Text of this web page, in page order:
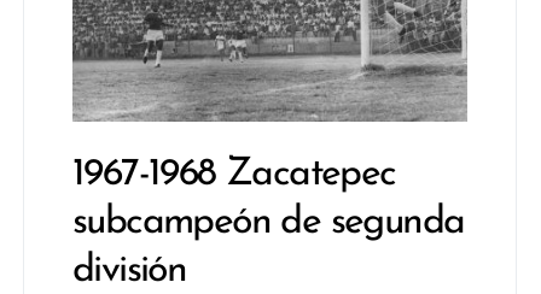
1967-1968 Zacatepec
subcampeón de segunda
división